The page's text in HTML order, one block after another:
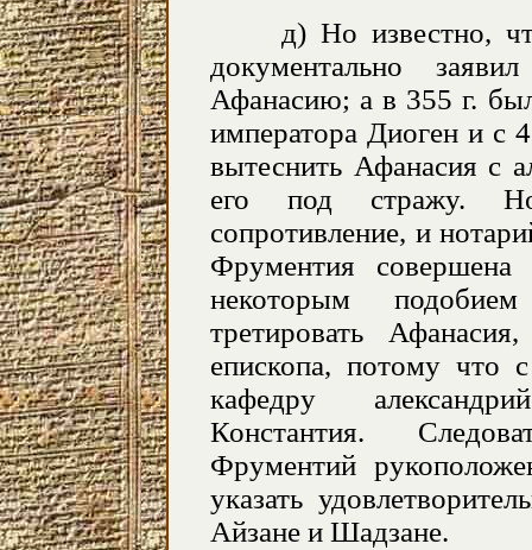
д) Но известно,
документально
Афанасию; а в 355 г.
императора Диоген и с
вытеснить Афанасия с
его под стражу.
сопротивление, и
Фрументия
некоторым
третировать
епископа, потому что
кафедру
Константия.
Фрументий
указать
Айзане и Шадзане.